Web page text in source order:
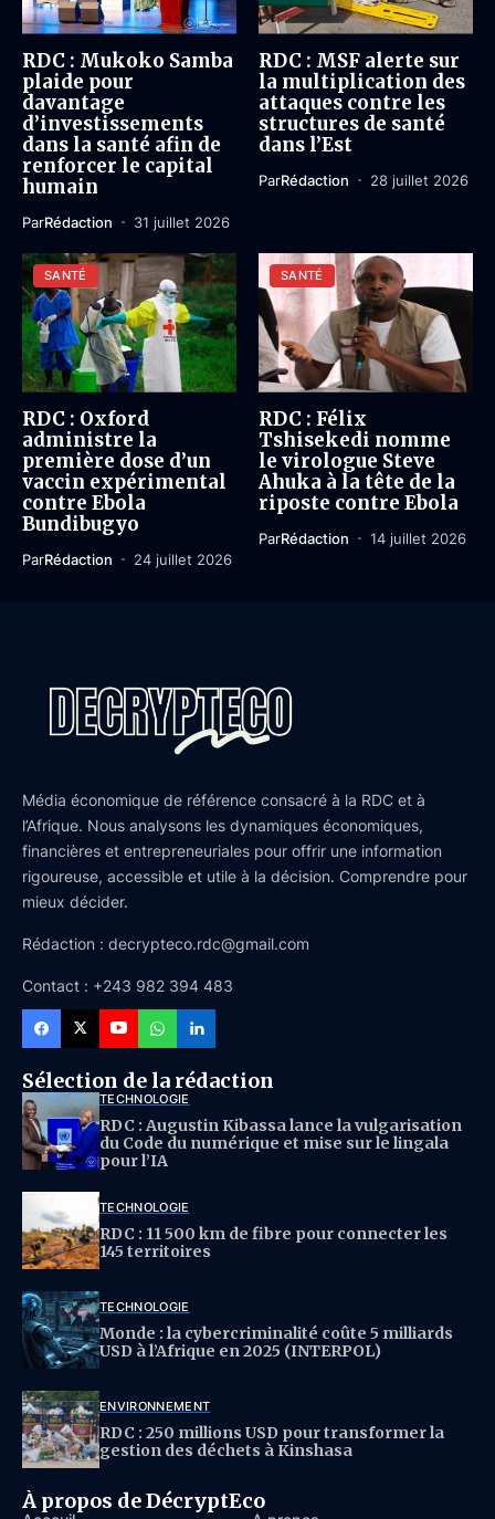
RDC : Mukoko Samba
plaide pour
davantage
d’investissements
dans la santé afin de
renforcer le capital
humain
ParRédaction 31 juillet 2026
RDC : MSF alerte sur
la multiplication des
attaques contre les
structures de santé
dans l’Est
ParRédaction 28 juillet 2026
SANTÉ
RDC : Oxford
administre la
première dose d’un
vaccin expérimental
contre Ebola
Bundibugyo
ParRédaction 24 juillet 2026
SANTÉ
RDC : Félix
Tshisekedi nomme
le virologue Steve
Ahuka à la tête de la
riposte contre Ebola
ParRédaction 14 juillet 2026
Média économique de référence consacré à la RDC et à
l’Afrique. Nous analysons les dynamiques économiques,
financières et entrepreneuriales pour offrir une information
rigoureuse, accessible et utile à la décision. Comprendre pour
mieux décider.
Rédaction : decrypteco.rdc@gmail.com
Contact : +243 982 394 483
Sélection de la rédaction
TECHNOLOGIE
RDC : Augustin Kibassa lance la vulgarisation
du Code du numérique et mise sur le lingala
pour l’IA
TECHNOLOGIE
RDC : 11 500 km de fibre pour connecter les
145 territoires
TECHNOLOGIE
Monde : la cybercriminalité coûte 5 milliards
USD à l’Afrique en 2025 (INTERPOL)
ENVIRONNEMENT
RDC : 250 millions USD pour transformer la
gestion des déchets à Kinshasa
À propos de DécryptEco